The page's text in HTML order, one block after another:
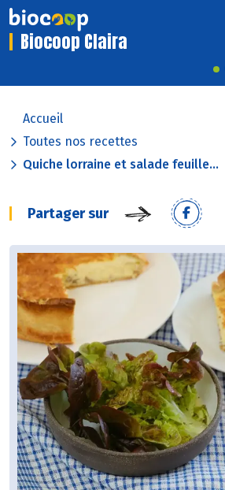
Biocoop Claira
Accueil
Toutes nos recettes
Quiche lorraine et salade feuille...
Partager sur